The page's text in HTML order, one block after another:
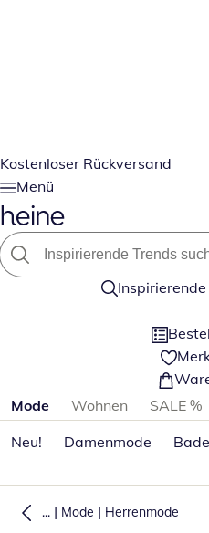
Kostenloser Rückversand
Menü
Produktkategorien
Mode Wohnen SALE %
Neu!
Damenmode
... | Mode | Herrenmode